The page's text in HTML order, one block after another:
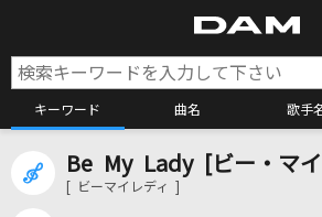
キーワード 曲名 歌手
カラオケ検索
Be My Lady [ビー・マイ
[ ビーマイレディ ]